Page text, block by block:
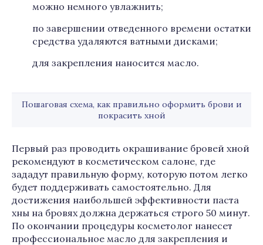
можно немного увлажнить;
по завершении отведенного времени остатки
средства удаляются ватными дисками;
для закрепления наносится масло.
Пошаговая схема, как правильно оформить брови и
покрасить хной
Первый раз проводить окрашивание бровей хной
рекомендуют в косметическом салоне, где
зададут правильную форму, которую потом легко
будет поддерживать самостоятельно. Для
достижения наибольшей эффективности паста
хны на бровях должна держаться строго 50 минут.
По окончании процедуры косметолог нанесет
профессиональное масло для закрепления и